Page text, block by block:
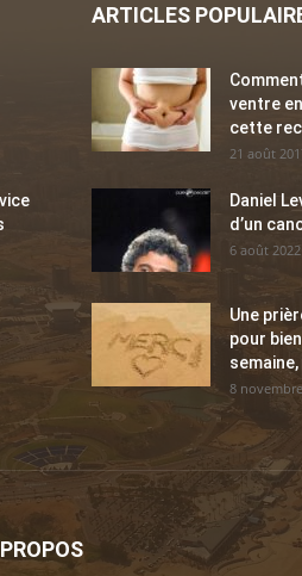
ARTICLES
ventre
cette
21 août
Daniel
d’un
6 août 2022
Une
pour
8